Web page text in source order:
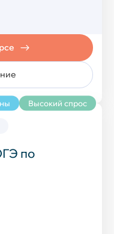
Высокий спрос
по